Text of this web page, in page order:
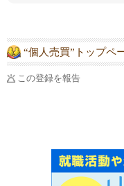
“個人売買”トップペ
この登録を報告